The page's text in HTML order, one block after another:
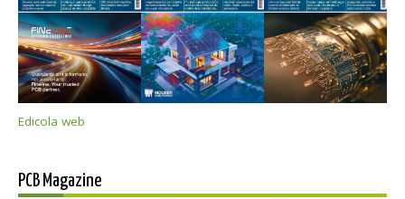
Edicola web
PCB Magazine